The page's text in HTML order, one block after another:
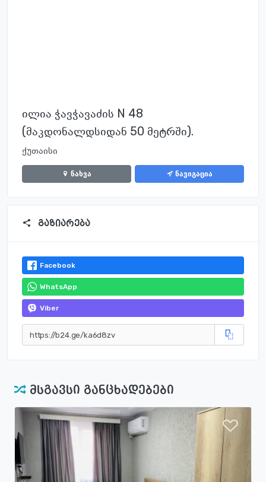
ილია ჭავჭავაძის N 48
(მაკდონალდსიდან 50 მეტრში).
ქუთაისი
ნახვა ნავიგაცია
გაზიარება
Facebook
WhatsApp
Viber
მსგავსი განცხადებები